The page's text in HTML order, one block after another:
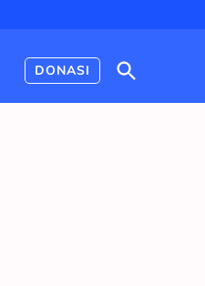
DONASI
Open
Search